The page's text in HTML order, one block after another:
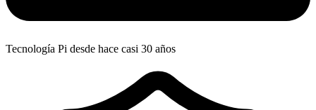
Tecnología Pi desde hace casi 30 años